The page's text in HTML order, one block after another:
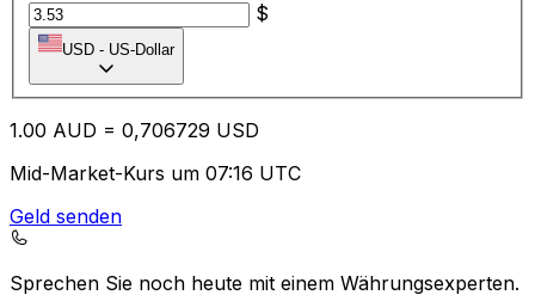
$
USD - US-Dollar
1.00 AUD = 0,706729 USD
Mid-Market-Kurs um 07:16 UTC
Geld senden
Sprechen Sie noch heute mit einem Währungsexperten.